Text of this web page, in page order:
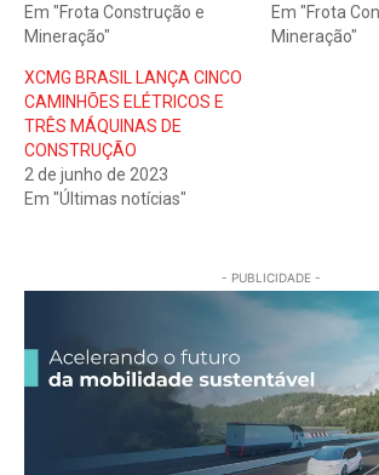
Em "Frota Construção e
Mineração"
Em "Frota
Mineração"
XCMG BRASIL LANÇA CINCO
CAMINHÕES ELÉTRICOS E
TRÊS MÁQUINAS DE
CONSTRUÇÃO
2 de junho de 2023
Em "Últimas notícias"
- PUBLICIDADE -